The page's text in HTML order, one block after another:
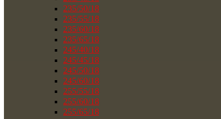
235/50/18
235/55/18
235/60/18
235/65/18
245/40/18
245/45/18
245/50/18
245/60/18
255/55/18
255/60/18
255/65/18